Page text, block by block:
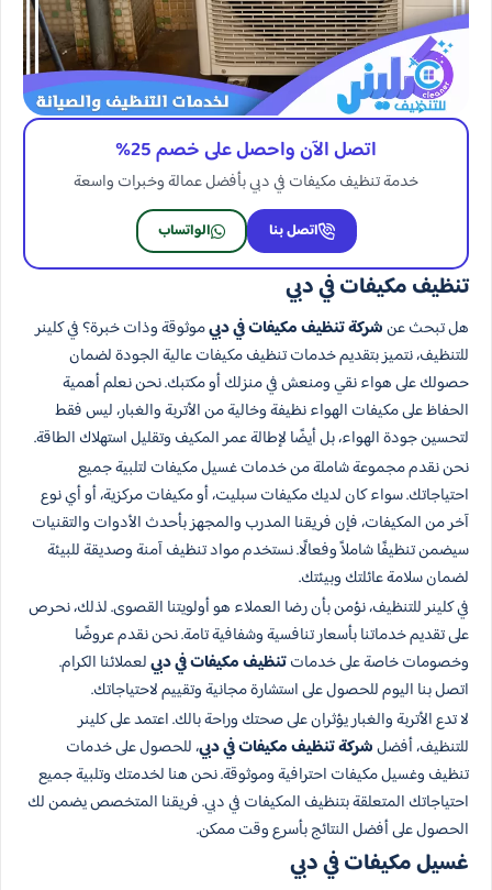
اتصل الآن واحصل على خصم 25%
خدمة تنظيف مكيفات في دبي بأفضل عمالة وخبرات واسعة
اتصل بنا الواتساب
تنظيف مكيفات في دبي
هل تبحث عنشركة تنظيف مكيفات في دبيموثوقة وذات خبرة؟ في كلينر
للتنظيف، نتميز بتقديم خدمات تنظيف مكيفات عالية الجودة لضمان
حصولك على هواء نقي ومنعش في منزلك أو مكتبك. نحن نعلم أهمية
الحفاظ على مكيفات الهواء نظيفة وخالية من الأتربة والغبار، ليس فقط
لتحسين جودة الهواء، بل أيضًا لإطالة عمر المكيف وتقليل استهلاك الطاقة.
نحن نقدم مجموعة شاملة من خدمات غسيل مكيفات لتلبية جميع
احتياجاتك. سواء كان لديك مكيفات سبليت، أو مكيفات مركزية، أو أي نوع
آخر من المكيفات، فإن فريقنا المدرب والمجهز بأحدث الأدوات والتقنيات
سيضمن تنظيفًا شاملاً وفعالًا. نستخدم مواد تنظيف آمنة وصديقة للبيئة
لضمان سلامة عائلتك وبيئتك.
في كلينر للتنظيف، نؤمن بأن رضا العملاء هو أولويتنا القصوى. لذلك، نحرص
على تقديم خدماتنا بأسعار تنافسية وشفافية تامة. نحن نقدم عروضًا
وخصومات خاصة على خدماتتنظيف مكيفات في دبيلعملائنا الكرام.
اتصل بنا اليوم للحصول على استشارة مجانية وتقييم لاحتياجاتك.
لا تدع الأتربة والغبار يؤثران على صحتك وراحة بالك. اعتمد على كلينر
للتنظيف، أفضلشركة تنظيف مكيفات في دبي، للحصول على خدمات
تنظيف وغسيل مكيفات احترافية وموثوقة. نحن هنا لخدمتك وتلبية جميع
احتياجاتك المتعلقة بتنظيف المكيفات في دبي. فريقنا المتخصص يضمن لك
الحصول على أفضل النتائج بأسرع وقت ممكن.
غسيل مكيفات في دبي